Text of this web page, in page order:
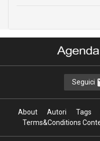
Seguici
About Autori Tags
Terms&Conditions